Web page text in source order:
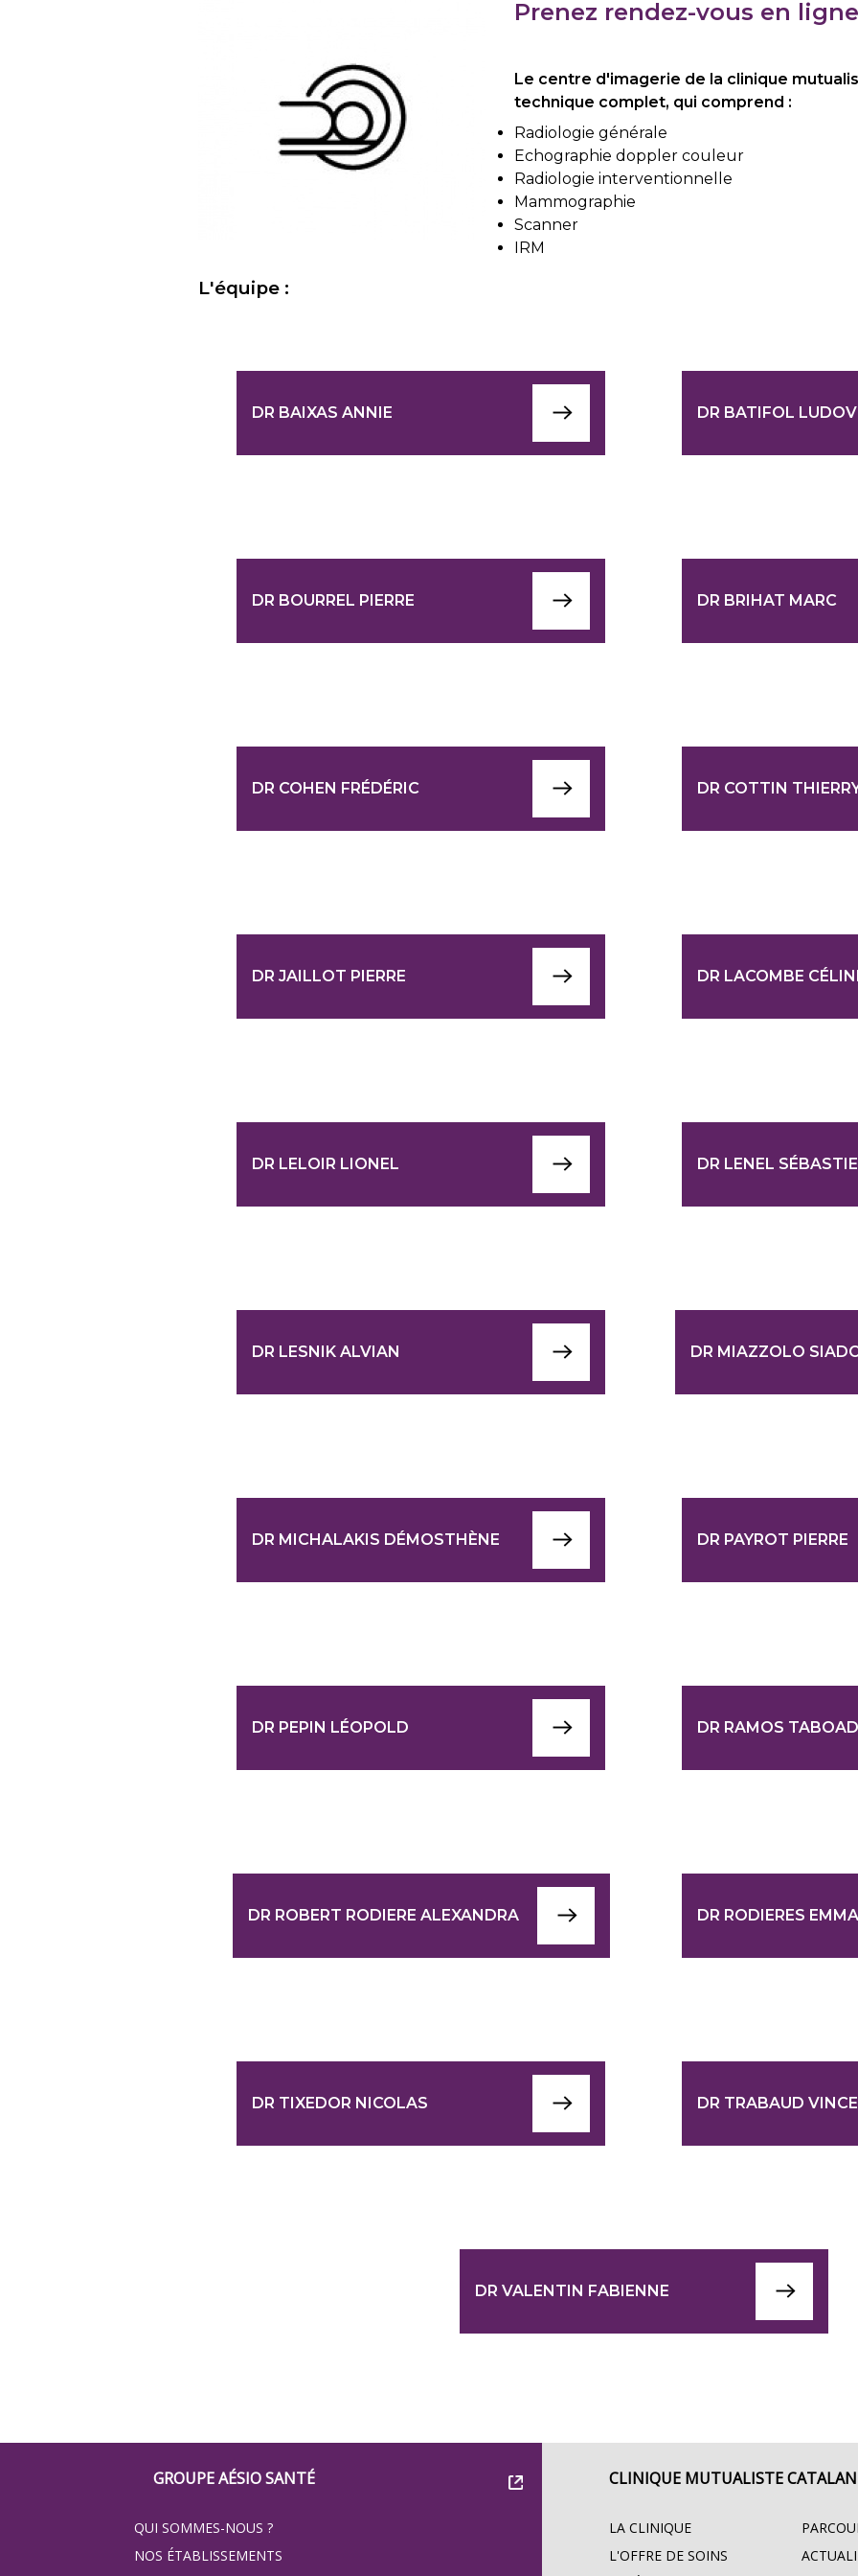
Prenez rendez-vous en
Le centre d'imagerie de la clinique
technique complet, qui comprend :
Radiologie générale
Echographie doppler couleur
Radiologie interventionnelle
Mammographie
Scanner
IRM
L'équipe :
DR BAIXAS ANNIE DR BATIFOL
DR BOURREL PIERRE DR BRIHAT MARC
DR COHEN FRÉDÉRIC DR COTTIN
DR JAILLOT PIERRE DR LACOMBE
DR LELOIR LIONEL DR LENEL
DR LESNIK ALVIAN DR MIAZZOLO
DR MICHALAKIS DÉMOSTHÈNE DR PAYROT PIERRE
DR PEPIN LÉOPOLD DR RAMOS
DR ROBERT RODIERE ALEXANDRA DR RODIERES
DR TIXEDOR NICOLAS DR TRABAUD
DR VALENTIN FABIENNE
Footer
Groupe
Eovi
GROUPE AÉSIO SANTÉ
QUI SOMMES-NOUS ?
NOS ÉTABLISSEMENTS
CLINIQUE MUTUALISTE
LA CLINIQUE
L'OFFRE DE SOINS